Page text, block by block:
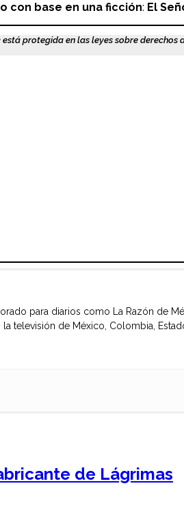
con base en una ficción: El
está protegida en las leyes sobre derechos
para diarios como La Razón de
televisión de México, Colombia,
de Lágrimas